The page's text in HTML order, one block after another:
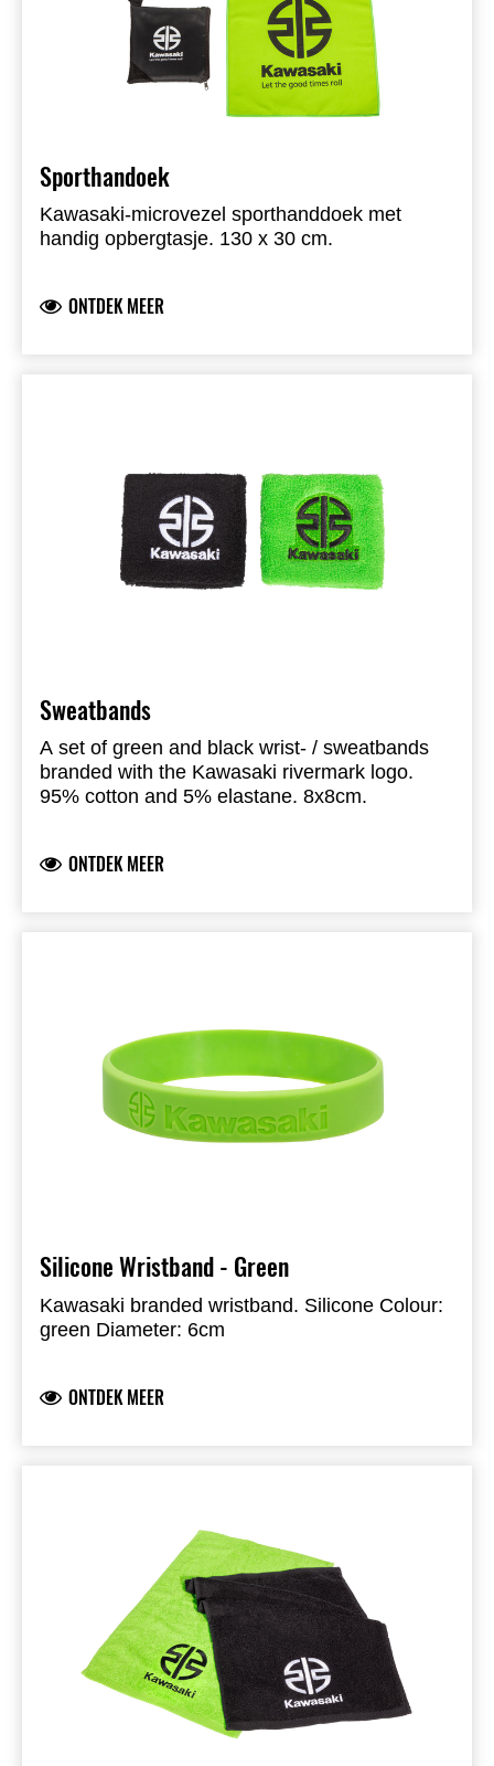
Sporthandoek
Kawasaki-microvezel sporthanddoek met
handig opbergtasje. 130 x 30 cm.
ONTDEK MEER
Sweatbands
A set of green and black wrist- / sweatbands
branded with the Kawasaki rivermark logo.
95% cotton and 5% elastane. 8x8cm.
ONTDEK MEER
Silicone Wristband - Green
Kawasaki branded wristband. Silicone Colour:
green Diameter: 6cm
ONTDEK MEER